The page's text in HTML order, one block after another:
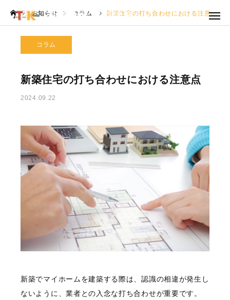
株式会社高梨建築
お知らせ コラム 新築住宅の打ち合わせにおける注意点
コラム
新築住宅の打ち合わせにおける注意点
2024.09.22
新築でマイホームを建築する際は、認識の相違が発生し
ないように、業者との入念な打ち合わせが重要です。
株式会社高梨建築
大工工事
ご依頼の流れ
お問い合わせ